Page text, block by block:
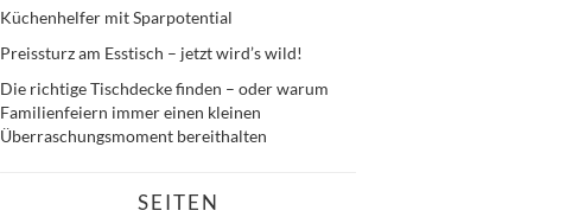
Küchenhelfer mit Sparpotential
Preissturz am Esstisch – jetzt wird’s wild!
Die richtige Tischdecke finden – oder warum
Familienfeiern immer einen kleinen
Überraschungsmoment bereithalten
SEITEN